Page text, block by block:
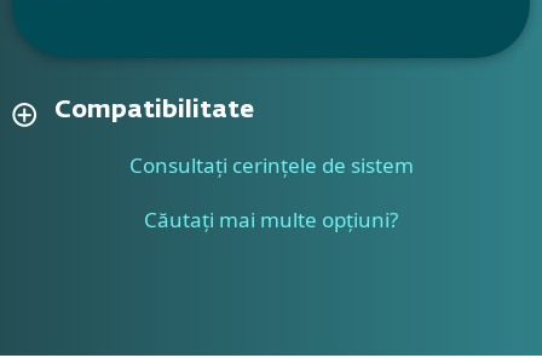
Compatibilitate
Consultați cerințele de sistem
Căutați mai multe opțiuni?